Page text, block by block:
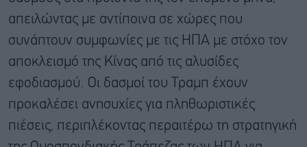
απειλώντας με αντίποινα σε χώρες που
συνάπτουν συμφωνίες με τις ΗΠΑ με στόχο τον
αποκλεισμό της Κίνας από τις αλυσίδες
εφοδιασμού. Οι δασμοί του Τραμπ έχουν
προκαλέσει ανησυχίες για πληθωριστικές
πιέσεις, περιπλέκοντας περαιτέρω τη στρατηγική